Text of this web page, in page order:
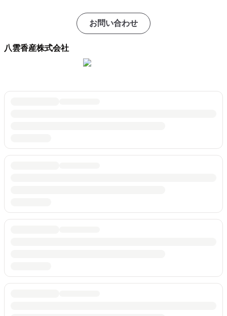
お問い合わせ
八雲香産株式会社